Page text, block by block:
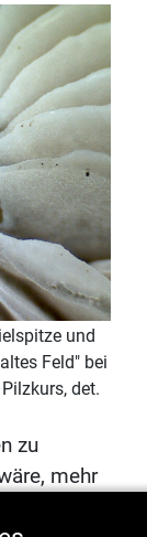
und
Feld" bei
det.
zu
mehr